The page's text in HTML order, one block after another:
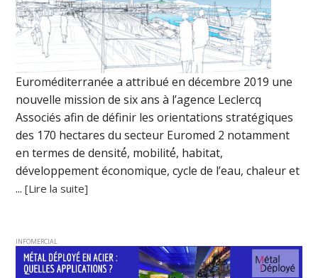
Euroméditerranée a attribué en décembre 2019 une
nouvelle mission de six ans à l’agence Leclercq
Associés afin de définir les orientations stratégiques
des 170 hectares du secteur Euromed 2 notamment
en termes de densité́, mobilité́, habitat,
développement économique, cycle de l’eau, chaleur et
...[Lire la suite]
INFOMERCIAL